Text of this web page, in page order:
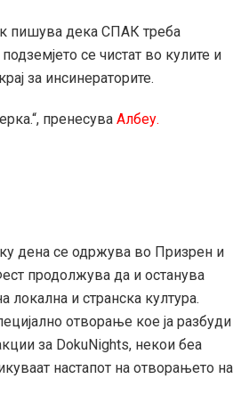
пишува дека СПАК треба
се чистат во кулите и
за инсинераторите.
пренесува Албеу.
дена се одржува во Призрен и
продолжува да и останува
локална и странска култура.
отворање кое ја разбуди
за DokuNights, некои беа
настапот на отворањето на